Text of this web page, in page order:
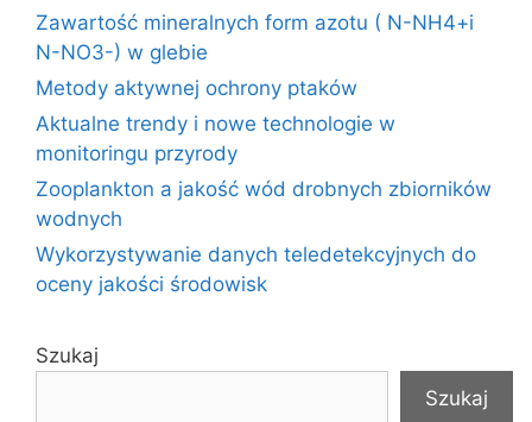
Zawartość mineralnych form azotu ( N-NH4+i
N-NO3-) w glebie
Metody aktywnej ochrony ptaków
Aktualne trendy i nowe technologie w
monitoringu przyrody
Zooplankton a jakość wód drobnych zbiorników
wodnych
Wykorzystywanie danych teledetekcyjnych do
oceny jakości środowisk
Szukaj
Szukaj